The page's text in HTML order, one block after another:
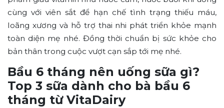
cùng với viên sắt để hạn chế tình trạng thiếu máu,
loãng xương và hỗ trợ thai nhi phát triển khỏe mạnh
toàn diện mẹ nhé. Đồng thời chuẩn bị sức khỏe cho
bản thân trong cuộc vượt cạn sắp tới mẹ nhé.
Bầu 6 tháng nên uống sữa gì?
Top 3 sữa dành cho bà bầu 6
tháng từ VitaDairy